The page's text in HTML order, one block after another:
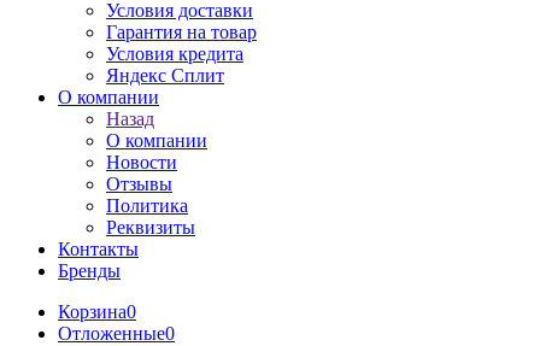
Условия доставки
Гарантия на товар
Условия кредита
Яндекс Сплит
О компании
Назад
О компании
Новости
Отзывы
Политика
Реквизиты
Контакты
Бренды
Корзина0
Отложенные0